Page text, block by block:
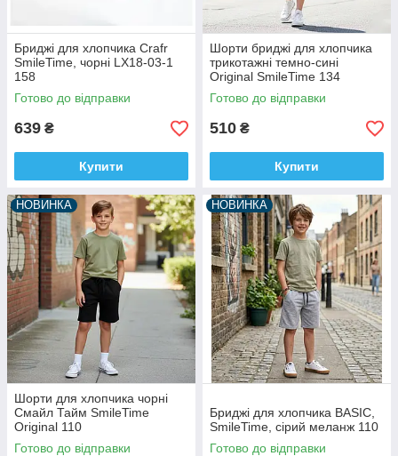
Бриджі для хлопчика Crafr
SmileTime, чорні LX18-03-1
158
Готово до відправки
639 ₴
Купити
Шорти бриджі для хлопчика
трикотажні темно-сині
Original SmileTime 134
Готово до відправки
510 ₴
Купити
НОВИНКА
Шорти для хлопчика чорні
Смайл Тайм SmileTime
Original 110
Готово до відправки
НОВИНКА
Бриджі для хлопчика BASIC,
SmileTime, сірий меланж 110
Готово до відправки